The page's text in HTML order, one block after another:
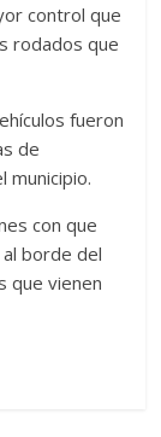
control que
rodados que
fueron
de
municipio.
con que
borde del
que vienen